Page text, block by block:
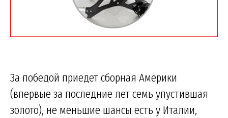
За победой приедет сборная Америки
(впервые за последние лет семь упустившая
золото), не меньшие шансы есть у Италии,